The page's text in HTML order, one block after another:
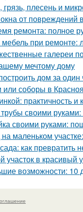
плесень и
от
ремонта: полное
при ремонте:
галереи
мечтому дому
дом за один
или соборы в
практичность
своими руками:
своими руками:
маленьком
как превратить
участок в красивый
возможности: 10